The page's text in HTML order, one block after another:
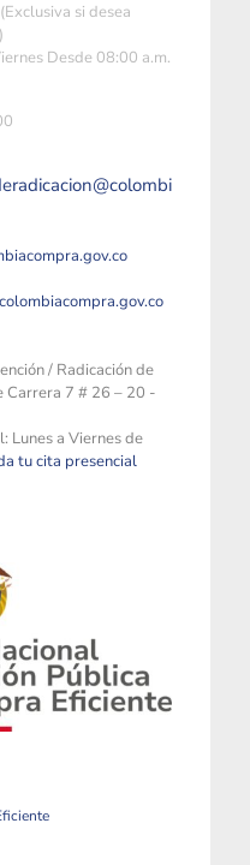
si desea
Desde 08:00 a.m.
/ Radicación de
Carrera 7 # 26 – 20 -
Lunes a Viernes de
tu cita presencial